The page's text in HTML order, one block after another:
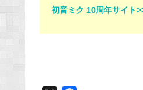
初音ミク 10周年サイト